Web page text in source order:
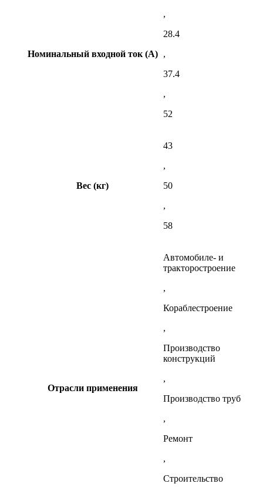
Номинальный входной ток (A)
,
28.4
,
37.4
,
52
Вес (кг)
43
,
50
,
58
Отрасли применения
Автомобиле- и
тракторостроение
,
Кораблестроение
,
Производство
конструкций
,
Производство труб
,
Ремонт
,
Строительство